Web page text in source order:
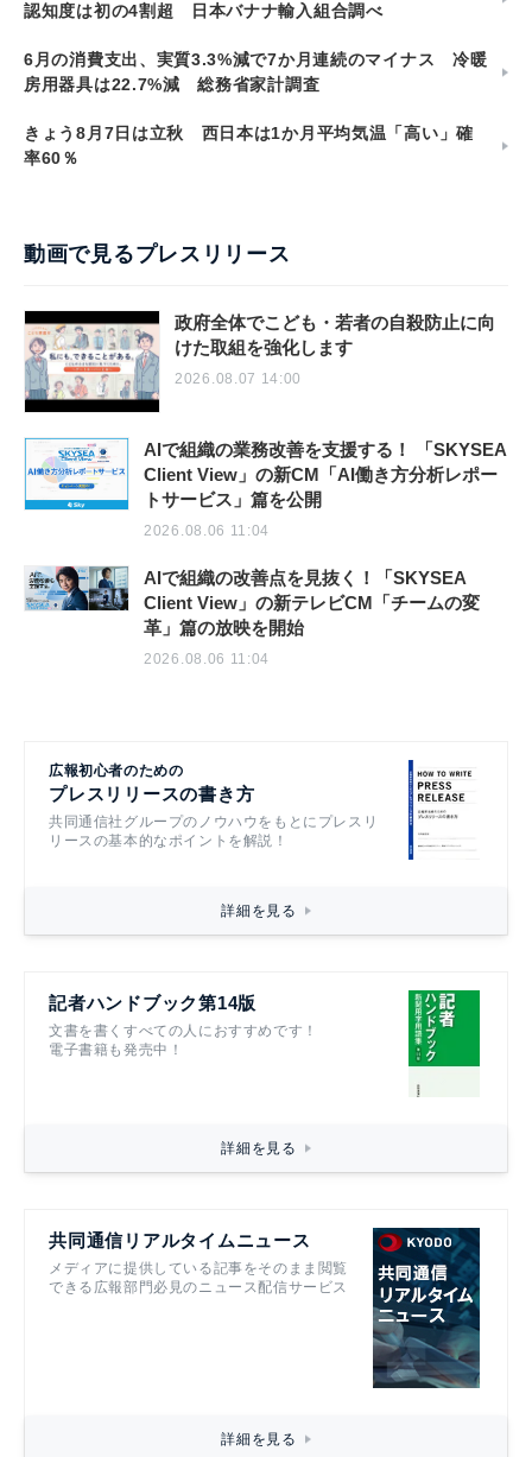
認知度は初の4割超 日本バナナ輸入組合調べ
6月の消費支出、実質3.3%減で7か月連続のマイナス 冷暖
房用器具は22.7%減 総務省家計調査
きょう8月7日は立秋 西日本は1か月平均気温「高い」確
率60％
動画で見るプレスリリース
政府全体でこども・若者の自殺防止に向
けた取組を強化します
2026.08.07 14:00
AIで組織の業務改善を支援する！ 「SKYSEA
Client View」の新CM「AI働き方分析レポー
トサービス」篇を公開
2026.08.06 11:04
AIで組織の改善点を見抜く！「SKYSEA
Client View」の新テレビCM「チームの変
革」篇の放映を開始
2026.08.06 11:04
広報初心者のための
プレスリリースの書き方
共同通信社グループのノウハウをもとにプレスリ
リースの基本的なポイントを解説！
詳細を見る
記者ハンドブック第14版
文書を書くすべての人におすすめです！
電子書籍も発売中！
詳細を見る
共同通信リアルタイムニュース
メディアに提供している記事をそのまま閲覧
できる広報部門必見のニュース配信サービス
詳細を見る